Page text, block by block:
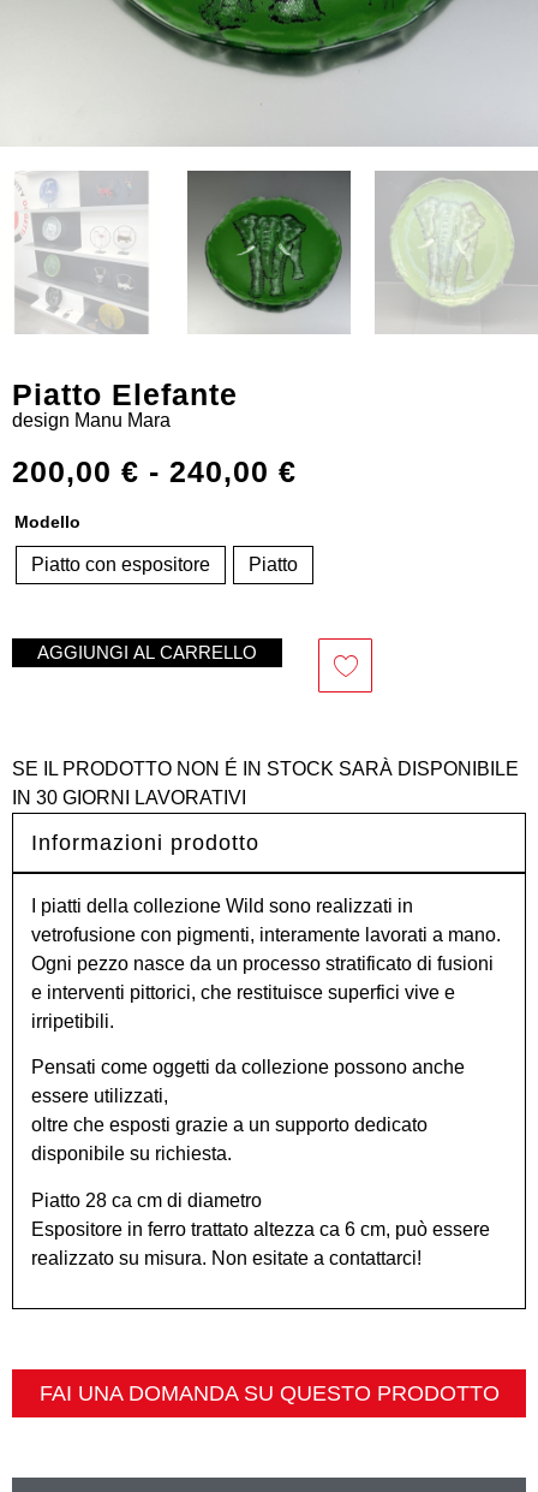
Piatto Elefante
design Manu Mara
200,00 € - 240,00 €
Modello
Piatto con espositore Piatto
AGGIUNGI AL CARRELLO
SE IL PRODOTTO NON É IN STOCK SARÀ DISPONIBILE
IN 30 GIORNI LAVORATIVI
Informazioni prodotto
I piatti della collezione Wild sono realizzati in
vetrofusione con pigmenti, interamente lavorati a mano.
Ogni pezzo nasce da un processo stratificato di fusioni
e interventi pittorici, che restituisce superfici vive e
irripetibili.
Pensati come oggetti da collezione possono anche
essere utilizzati,
oltre che esposti grazie a un supporto dedicato
disponibile su richiesta.
Piatto 28 ca cm di diametro
Espositore in ferro trattato altezza ca 6 cm, può essere
realizzato su misura. Non esitate a contattarci!
FAI UNA DOMANDA SU QUESTO PRODOTTO